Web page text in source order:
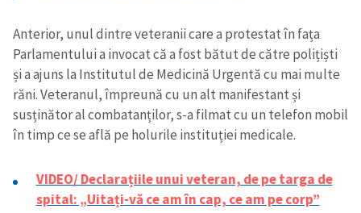
Anterior, unul dintre veteranii care a protestat în fața
Parlamentului a invocat că a fost bătut de către polițiști
și a ajuns la Institutul de Medicină Urgentă cu mai multe
răni. Veteranul, împreună cu un alt manifestant și
susținător al combatanților, s-a filmat cu un telefon mobil
în timp ce se află pe holurile instituției medicale.
VIDEO/ Declarațiile unui veteran, de pe targa de
spital: „Uitați-vă ce am în cap, ce am pe corp”